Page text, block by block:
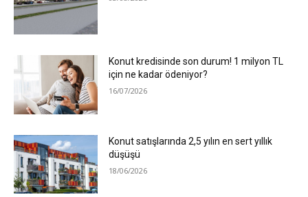
Konut kredisinde son durum! 1 milyon TL
için ne kadar ödeniyor?
16/07/2026
Konut satışlarında 2,5 yılın en sert yıllık
düşüşü
18/06/2026